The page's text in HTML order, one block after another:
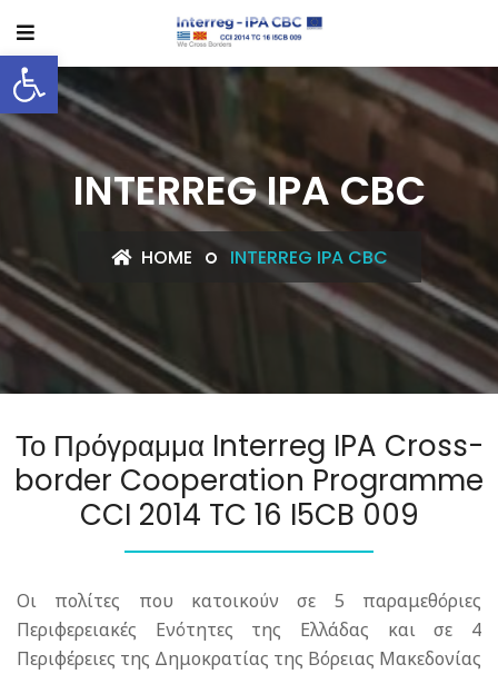
Ανοίξτε τη γραμμή εργαλείων
INTERREG IPA CBC
HOME INTERREG IPA CBC
Το Πρόγραμμα Interreg IPA Cross-
border Cooperation Programme
CCI 2014 TC 16 I5CB 009
Οι πολίτες που κατοικούν σε 5 παραμεθόριες
Περιφερειακές Ενότητες της Ελλάδας και σε 4
Περιφέρειες της Δημοκρατίας της Βόρειας Μακεδονίας